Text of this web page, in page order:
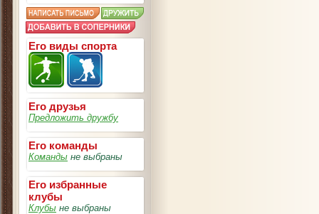
Его виды спорта
Его друзья
Предложить дружбу
Его команды
Команды не выбраны
Его избранные
клубы
Клубы не выбраны